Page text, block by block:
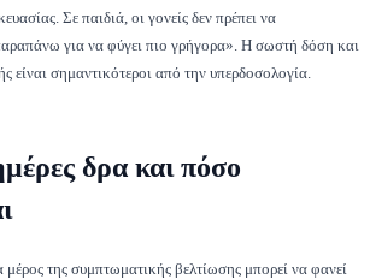
Σε παιδιά, οι γονείς δεν πρέπει να
για να φύγει πιο γρήγορα». Η σωστή δόση και
είναι σημαντικότεροι από την υπερδοσολογία.
δρα και πόσο
μέρος της συμπτωματικής βελτίωσης μπορεί να φανεί